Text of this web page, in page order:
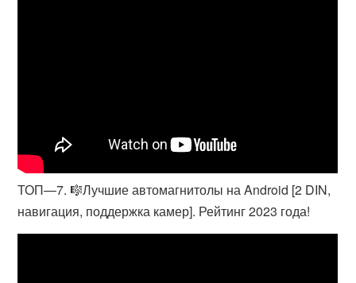
ТОП—7. 🎼Лучшие автомагнитолы на Android [2 DIN,
навигация, поддержка камер]. Рейтинг 2023 года!